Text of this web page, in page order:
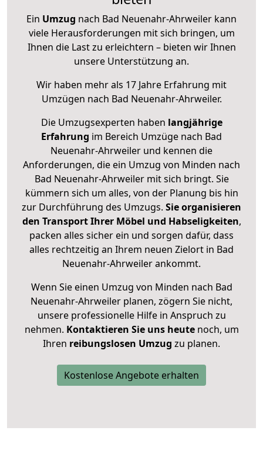
Ein Umzug nach Bad Neuenahr-Ahrweiler kann
viele Herausforderungen mit sich bringen, um
Ihnen die Last zu erleichtern – bieten wir Ihnen
unsere Unterstützung an.
Wir haben mehr als 17 Jahre Erfahrung mit
Umzügen nach Bad Neuenahr-Ahrweiler.
Die Umzugsexperten haben langjährige
Erfahrung im Bereich Umzüge nach Bad
Neuenahr-Ahrweiler und kennen die
Anforderungen, die ein Umzug von Minden nach
Bad Neuenahr-Ahrweiler mit sich bringt. Sie
kümmern sich um alles, von der Planung bis hin
zur Durchführung des Umzugs. Sie organisieren
den Transport Ihrer Möbel und Habseligkeiten,
packen alles sicher ein und sorgen dafür, dass
alles rechtzeitig an Ihrem neuen Zielort in Bad
Neuenahr-Ahrweiler ankommt.
Wenn Sie einen Umzug von Minden nach Bad
Neuenahr-Ahrweiler planen, zögern Sie nicht,
unsere professionelle Hilfe in Anspruch zu
nehmen. Kontaktieren Sie uns heutenoch, um
Ihren reibungslosen Umzug zu planen.
Kostenlose Angebote erhalten